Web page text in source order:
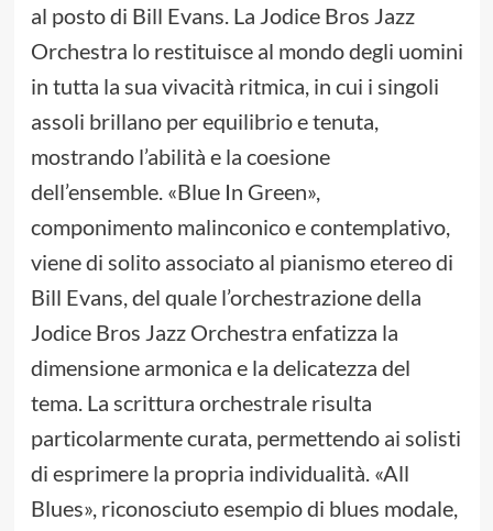
al posto di Bill Evans. La Jodice Bros Jazz
Orchestra lo restituisce al mondo degli uomini
in tutta la sua vivacità ritmica, in cui i singoli
assoli brillano per equilibrio e tenuta,
mostrando l’abilità e la coesione
dell’ensemble. «Blue In Green»,
componimento malinconico e contemplativo,
viene di solito associato al pianismo etereo di
Bill Evans, del quale l’orchestrazione della
Jodice Bros Jazz Orchestra enfatizza la
dimensione armonica e la delicatezza del
tema. La scrittura orchestrale risulta
particolarmente curata, permettendo ai solisti
di esprimere la propria individualità. «All
Blues», riconosciuto esempio di blues modale,